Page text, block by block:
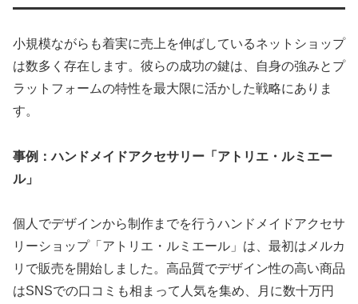
小規模ながらも着実に売上を伸ばしているネットショップ
は数多く存在します。彼らの成功の鍵は、自身の強みとプ
ラットフォームの特性を最大限に活かした戦略にありま
す。
事例：ハンドメイドアクセサリー「アトリエ・ルミエー
ル」
個人でデザインから制作までを行うハンドメイドアクセサ
リーショップ「アトリエ・ルミエール」は、最初はメルカ
リで販売を開始しました。高品質でデザイン性の高い商品
はSNSでの口コミも相まって人気を集め、月に数十万円